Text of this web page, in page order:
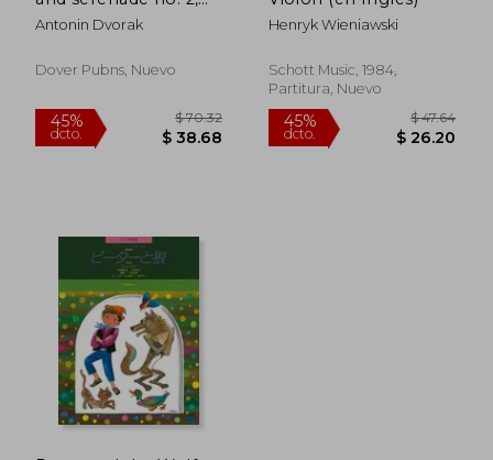
45% $ 107.71
op. 44, in full score
Antonin Dvorak
Dover Pubns, Nuevo
Henryk Wieniawski
Schott Music, 1984,
Partitura, Nuevo